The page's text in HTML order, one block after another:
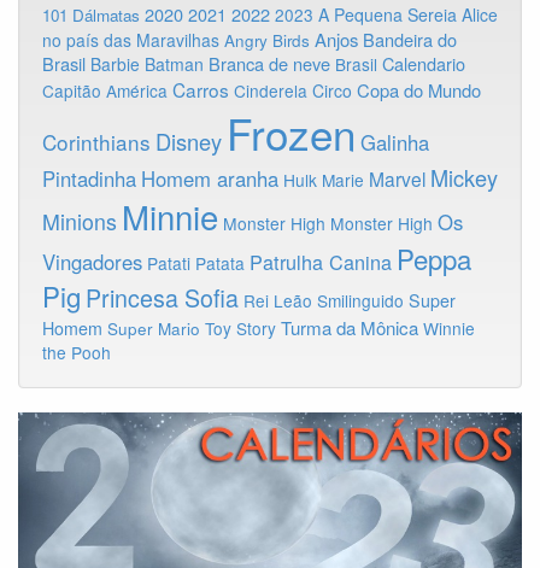
101 Dálmatas 2020 2021 2022 2023 A Pequena Sereia Alice
no país das Maravilhas Angry Birds Anjos Bandeira do
Brasil Barbie Batman Branca de neve Brasil Calendario
Capitão América Carros Cinderela Circo Copa do Mundo
Corinthians Disney Frozen Galinha
Pintadinha Homem aranha Hulk Marie Marvel Mickey
Minions Minnie Monster High Monster High Os
Vingadores Patati Patata Patrulha Canina Peppa
Pig Princesa Sofia Rei Leão Smilinguido Super
Homem Super Mario Toy Story Turma da Mônica Winnie
the Pooh